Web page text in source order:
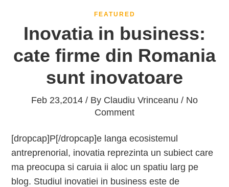
FEATURED
Inovatia in business:
cate firme din Romania
sunt inovatoare
Feb 23,2014 / By Claudiu Vrinceanu / No
Comment
[dropcap]P[/dropcap]e langa ecosistemul
antreprenorial, inovatia reprezinta un subiect care
ma preocupa si caruia ii aloc un spatiu larg pe
blog. Studiul inovatiei in business este de